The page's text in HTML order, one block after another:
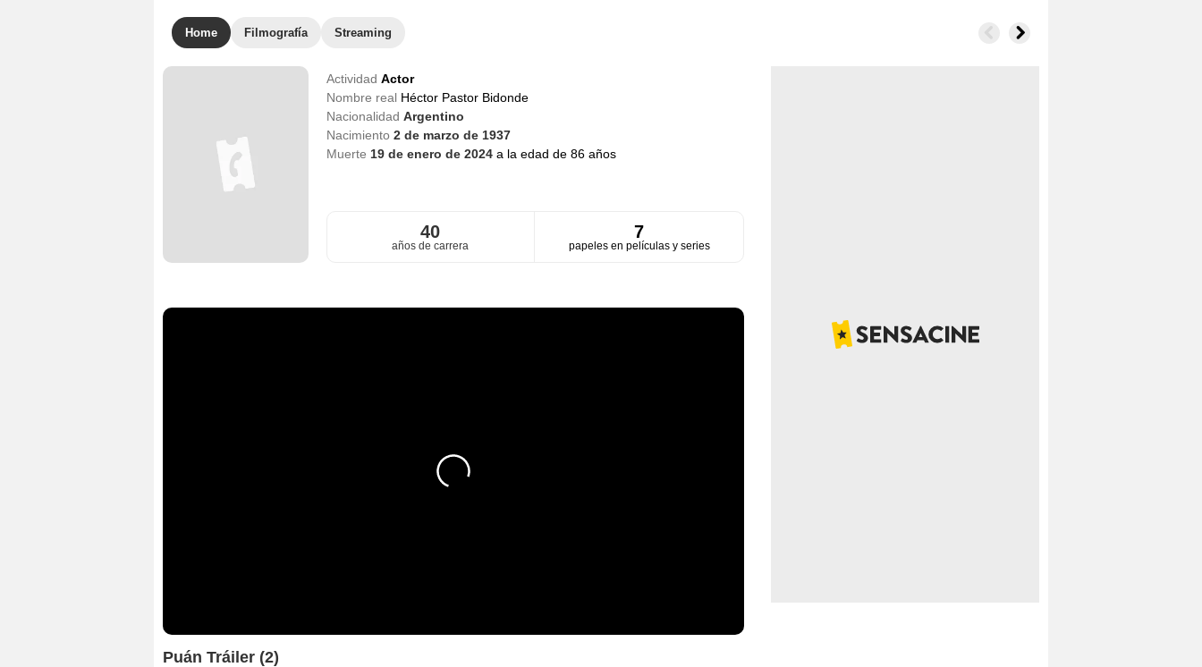
Home Filmografía Streaming
Actividad Actor
Nombre real Héctor Pastor Bidonde
Nacionalidad Argentino
Nacimiento 2 de marzo de 1937
Muerte 19 de enero de 2024 a la edad de 86 años
40
años de carrera
7
papeles en películas y series
Puán Tráiler (2)